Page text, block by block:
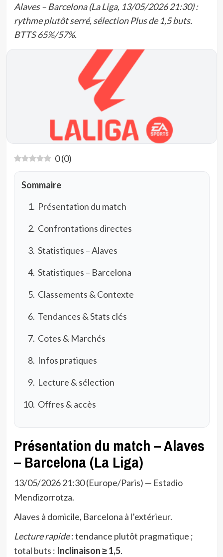
Alaves – Barcelona (La Liga, 13/05/2026 21:30) :
rythme plutôt serré, sélection Plus de 1,5 buts.
BTTS 65%/57%.
0(0)
Sommaire
Présentation du match
Confrontations directes
Statistiques – Alaves
Statistiques – Barcelona
Classements & Contexte
Tendances & Stats clés
Cotes & Marchés
Infos pratiques
Lecture & sélection
Offres & accès
Présentation du match – Alaves
– Barcelona (La Liga)
13/05/2026 21:30 (Europe/Paris) — Estadio
Mendizorrotza.
Alaves à domicile, Barcelona à l’extérieur.
Lecture rapide: tendance plutôt pragmatique ;
total buts : Inclinaison ≥ 1,5.